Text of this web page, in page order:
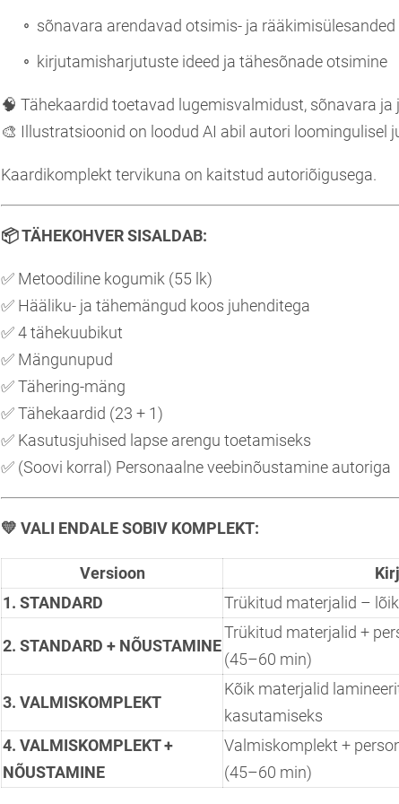
sõnavara arendavad otsimis- ja rääkimisülesanded
kirjutamisharjutuste ideed ja tähesõnade otsimine
🧠 Tähekaardid toetavad lugemisvalmidust, sõnavara
🎨 Illustratsioonid on loodud AI abil autori loomingulisel
Kaardikomplekt tervikuna on kaitstud autoriõigusega.
📦TÄHEKOHVER SISALDAB:
✅ Metoodiline kogumik (55 lk)
✅ Hääliku- ja tähemängud koos juhenditega
✅ 4 tähekuubikut
✅ Mängunupud
✅ Tähering-mäng
✅ Tähekaardid (23 + 1)
✅ Kasutusjuhised lapse arengu toetamiseks
✅ (Soovi korral) Personaalne veebinõustamine autoriga
💛 VALI ENDALE SOBIV KOMPLEKT:
Versioon
1. STANDARD
Trükitud materjalid –
2. STANDARD + NÕUSTAMINE
Trükitud materjalid +
(45–60 min)
3. VALMISKOMPLEKT
Kõik materjalid
kasutamiseks
4. VALMISKOMPLEKT +
NÕUSTAMINE
Valmiskomplekt +
(45–60 min)